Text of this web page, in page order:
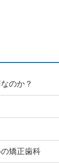
のか？
矯正歯科